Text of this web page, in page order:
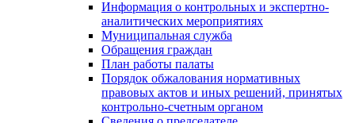
Информация о контрольных и экспертно-
аналитических мероприятиях
Муниципальная служба
Обращения граждан
План работы палаты
Порядок обжалования нормативных
правовых актов и иных решений, принятых
контрольно-счетным органом